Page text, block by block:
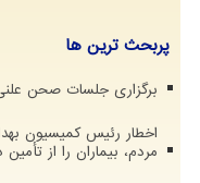
پربحث ترین ها
برگزاری جلسات صحن
اخطار رئیس کمیسیون
مردم، بیماران را از